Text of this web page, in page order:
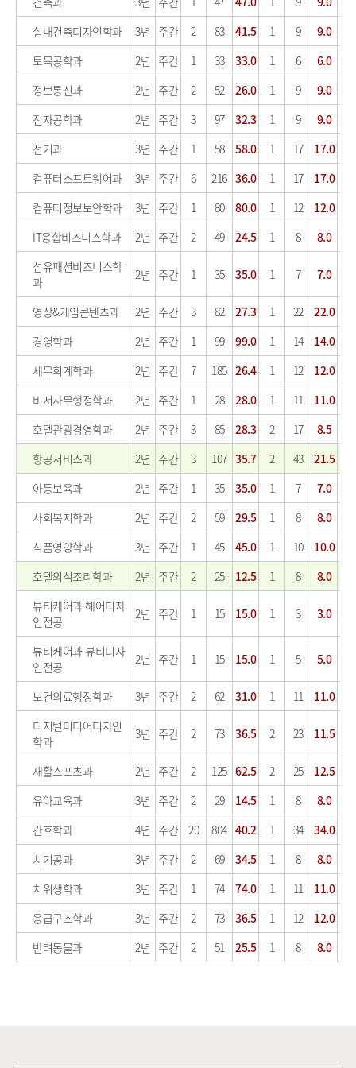
실내건축디자인학과
3년 주간 2 83 41.5 1 9
9.0
토목공학과
2년 주간 1 33 33.0 1 6
6.0
정보통신과
2년 주간 2 52 26.0 1 9
9.0
전자공학과
2년 주간 3 97 32.3 1 9
9.0
전기과
3년 주간 1 58 58.0 1 17
17.0
컴퓨터소프트웨어과
3년 주간 6 216 36.0 1 17
17.0
컴퓨터정보보안학과
3년 주간 1 80 80.0 1 12
12.0
IT융합비즈니스학과
2년 주간 2 49 24.5 1 8
8.0
섬유패션비즈니스학
과
2년 주간 1 35 35.0 1 7 7.0
영상&게임콘텐츠과 2년 주간 3 82 27.3 1 22
22.0
경영학과
2년 주간 1 99 99.0 1 14
14.0
세무회계학과
2년 주간 7 185 26.4 1 12
12.0
비서사무행정학과
2년 주간 1 28 28.0 1 11
11.0
호텔관광경영학과
2년 주간 3 85 28.3 2 17
8.5
항공서비스과
2년 주간 3 107 35.7 2 43 21.5
아동보육과
2년 주간 1 35 35.0 1 7
7.0
사회복지학과
2년 주간 2 59 29.5 1 8
8.0
식품영양학과
3년 주간 1 45 45.0 1 10
10.0
호텔외식조리학과
2년 주간 2 25 12.5 1 8 8.0
뷰티케어과 헤어디자
인전공
2년 주간 1 15 15.0 1 3 3.0
뷰티케어과 뷰티디자
인전공
2년 주간 1 15 15.0 1 5 5.0
보건의료행정학과 3년 주간 2 62 31.0 1 11 11.0
디지털미디어디자인
학과
3년 주간 2 73 36.5 2 23 11.5
재활스포츠과 2년 주간 2 125 62.5 2 25 12.5
유아교육과
3년 주간 2 29 14.5 1 8
8.0
간호학과
4년 주간 20 804 40.2 1 34 34.0
치기공과
3년 주간 2 69 34.5 1 8
8.0
치위생학과
3년 주간 1 74 74.0 1 11
11.0
응급구조학과
3년 주간 2 73 36.5 1 12
12.0
반려동물과
2년 주간 2 51 25.5 1 8 8.0